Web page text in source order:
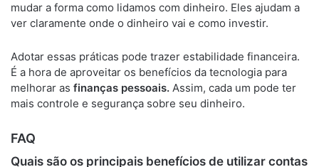
mudar a forma como lidamos com dinheiro. Eles ajudam a
ver claramente onde o dinheiro vai e como investir.
Adotar essas práticas pode trazer estabilidade financeira.
É a hora de aproveitar os benefícios da tecnologia para
melhorar as finanças pessoais. Assim, cada um pode ter
mais controle e segurança sobre seu dinheiro.
FAQ
Quais são os principais benefícios de utilizar contas